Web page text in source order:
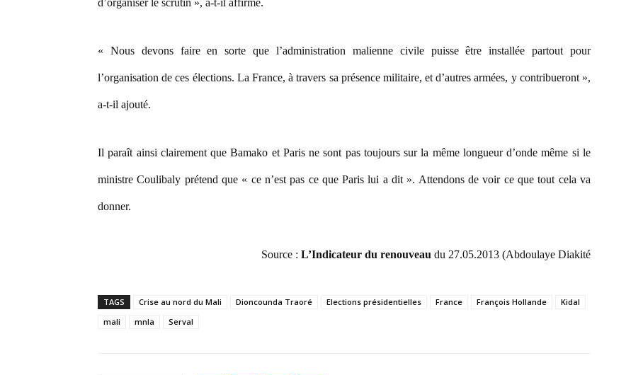
d’organiser le scrutin », a-t-il affirmé.
« Nous devons faire en sorte que l’administration malienne civile puisse être installée partout pour
l’organisation de ces élections. La France, à travers sa présence militaire, et d’autres armées, y contribueront »,
a-t-il ajouté.
Il paraît ainsi clairement que Bamako et Paris ne sont pas toujours sur la même longueur d’onde même si le
ministre Coulibaly prétend que « ce n’est pas ce que Paris lui a dit ». Attendons de voir ce que tout cela va
donner.
Source : L’Indicateur du renouveau du 27.05.2013 (Abdoulaye Diakité
TAGS Crise au nord du Mali Dioncounda Traoré Elections présidentielles France François Hollande
Kidal
mali
mnla Serval